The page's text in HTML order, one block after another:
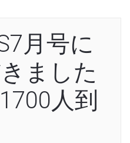
月号に
ました
人到